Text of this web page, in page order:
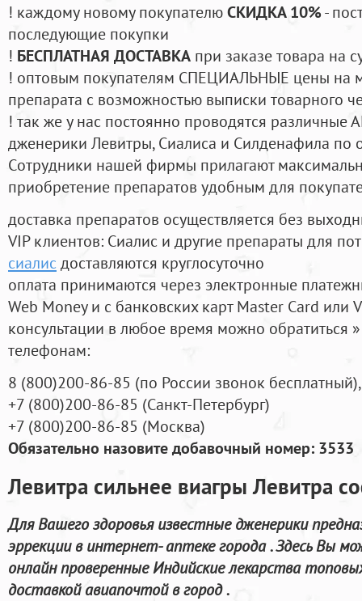
! каждому новому покупателюСКИДКА 10%-
последующие покупки
! БЕСПЛАТНАЯ ДОСТАВКА при заказе товара на
! оптовым покупателям СПЕЦИАЛЬНЫЕ цены на
препарата с возможностью выписки товарного
! так же у нас постоянно проводятся
дженерики Левитры, Сиалиса и Силденафила по
Cотрудники нашей фирмы прилагают
приобретение препаратов удобным для
доставка препаратов осуществляется без
VIP клиентов: Сиалис и другие препараты для
сиалис доставляются круглосуточно
оплата принимаются через электронные
Web Money и с банковских карт Master Card или
консультации в любое время можно обратиться
телефонам:
8 (800)200-86-85 (по России звонок бесплатный),
+7 (800)200-86-85 (Санкт-Петербург)
+7 (800)200-86-85 (Москва)
Обязательно назовите добавочный номер: 3533
Левитра сильнее виагры Левитра
Для Вашего здоровья известные дженерики
эррекции в интернет- аптеке города . Здесь Вы
онлайн проверенные Индийские лекарства
доставкой авиапочтой в город .